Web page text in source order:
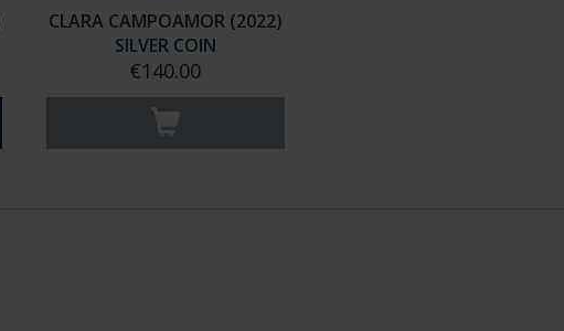
CLARA CAMPOAMOR (2022)
SILVER COIN
€140.00